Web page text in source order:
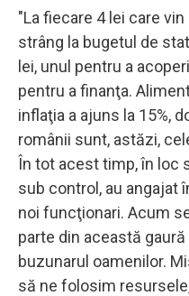
"La fiecare 4 lei care
strâng la bugetul de
lei, unul pentru a
pentru a finanţa.
inflaţia a ajuns la 15%,
românii sunt, astăzi,
În tot acest timp, în loc
sub control, au angajat
noi funcţionari. Acum
parte din această
buzunarul oamenilor.
să ne folosim